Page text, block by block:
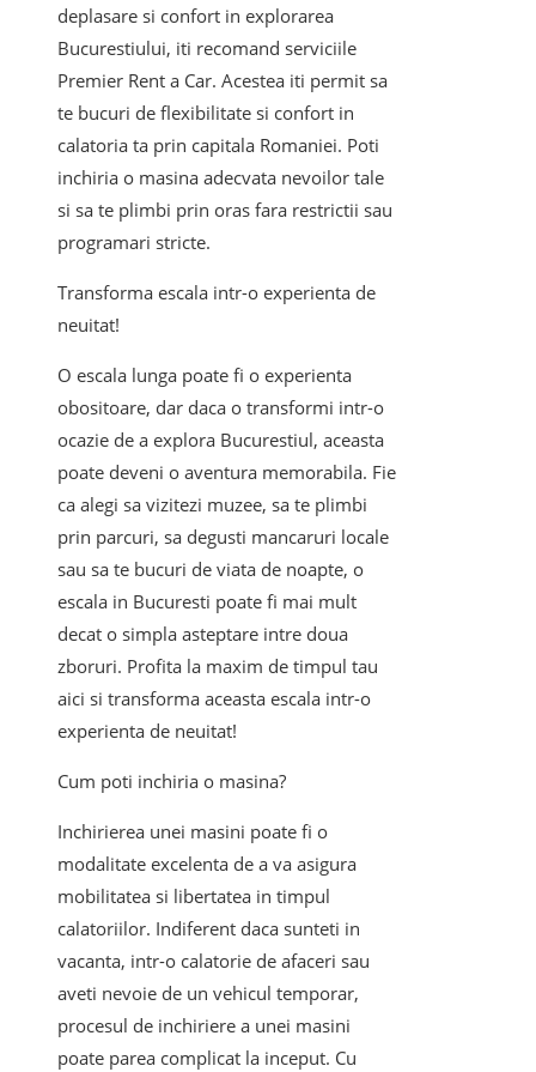
deplasare si confort in explorarea
Bucurestiului, iti recomand serviciile
Premier Rent a Car. Acestea iti permit sa
te bucuri de flexibilitate si confort in
calatoria ta prin capitala Romaniei. Poti
inchiria o masina adecvata nevoilor tale
si sa te plimbi prin oras fara restrictii sau
programari stricte.
Transforma escala intr-o experienta de
neuitat!
O escala lunga poate fi o experienta
obositoare, dar daca o transformi intr-o
ocazie de a explora Bucurestiul, aceasta
poate deveni o aventura memorabila. Fie
ca alegi sa vizitezi muzee, sa te plimbi
prin parcuri, sa degusti mancaruri locale
sau sa te bucuri de viata de noapte, o
escala in Bucuresti poate fi mai mult
decat o simpla asteptare intre doua
zboruri. Profita la maxim de timpul tau
aici si transforma aceasta escala intr-o
experienta de neuitat!
Cum poti inchiria o masina?
Inchirierea unei masini poate fi o
modalitate excelenta de a va asigura
mobilitatea si libertatea in timpul
calatoriilor. Indiferent daca sunteti in
vacanta, intr-o calatorie de afaceri sau
aveti nevoie de un vehicul temporar,
procesul de inchiriere a unei masini
poate parea complicat la inceput. Cu